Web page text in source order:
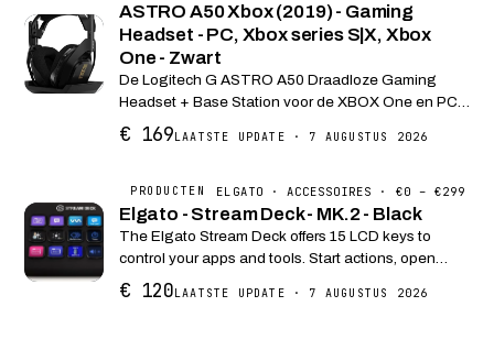
ASTRO A50 Xbox (2019) - Gaming
Headset - PC, Xbox series S|X, Xbox
One - Zwart
De Logitech G ASTRO A50 Draadloze Gaming
Headset + Base Station voor de XBOX One en PC
biedt het soort hoogwaardige akoestiek,
ergonomie, comfort en duurzaamheid dat gamers
€ 169LAATSTE UPDATE · 7 AUGUSTUS 2026
PRODUCTEN ELGATO · ACCESSOIRES · €0 – €299
Elgato - Stream Deck - MK.2 - Black
The Elgato Stream Deck offers 15 LCD keys to
control your apps and tools. Start actions, open
social messages, adjust audio, play sound clips,
switch on lights, and much more. K...
€ 120LAATSTE UPDATE · 7 AUGUSTUS 2026